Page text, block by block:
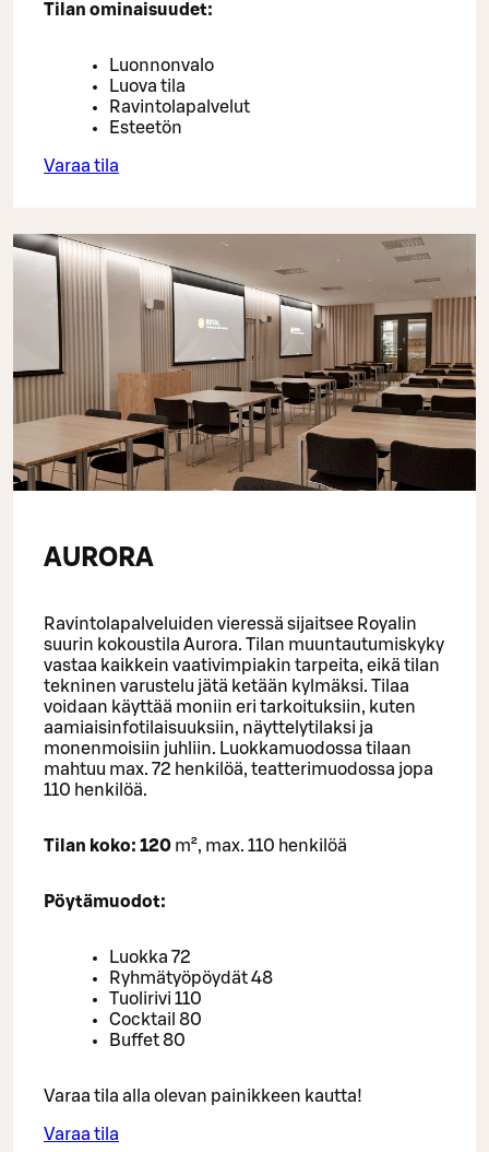
Tilan ominaisuudet:
Luonnonvalo
Luova tila
Ravintolapalvelut
Esteetön
Varaa tila
AURORA
Ravintolapalveluiden vieressä sijaitsee Royalin
suurin kokoustila Aurora. Tilan muuntautumiskyky
vastaa kaikkein vaativimpiakin tarpeita, eikä tilan
tekninen varustelu jätä ketään kylmäksi. Tilaa
voidaan käyttää moniin eri tarkoituksiin, kuten
aamiaisinfotilaisuuksiin, näyttelytilaksi ja
monenmoisiin juhliin. Luokkamuodossa tilaan
mahtuu max. 72 henkilöä, teatterimuodossa jopa
110 henkilöä.
Tilan koko: 120 m², max. 110 henkilöä
Pöytämuodot:
Luokka 72
Ryhmätyöpöydät 48
Tuolirivi 110
Cocktail 80
Buffet 80
Varaa tila alla olevan painikkeen kautta!
Varaa tila